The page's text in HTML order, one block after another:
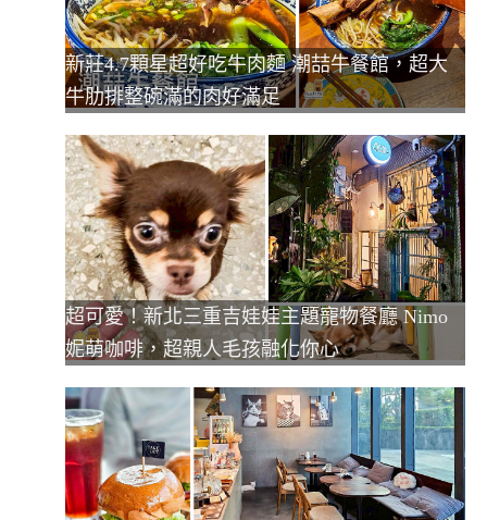
新莊4.7顆星超好吃牛肉麵 潮喆牛餐館，超大
牛肋排整碗滿的肉好滿足
超可愛！新北三重吉娃娃主題寵物餐廳 Nimo
妮萌咖啡，超親人毛孩融化你心